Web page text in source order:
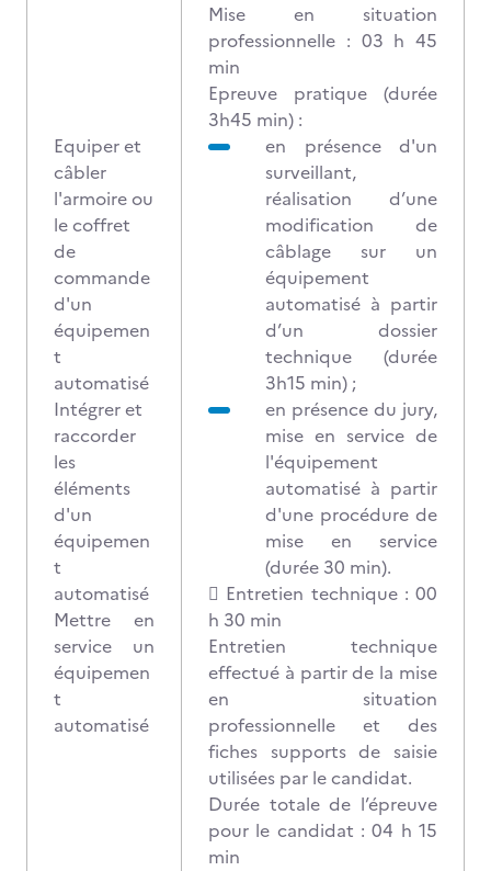
Equiper et
câbler
l'armoire ou
le coffret
de
commande
d'un
équipemen
t
automatisé
Intégrer et
raccorder
les
éléments
d'un
équipemen
t
automatisé
Mettre en
service un
équipemen
t
automatisé
Mise en situation
professionnelle : 03 h 45
min
Epreuve pratique (durée
3h45 min) :
en présence d'un
surveillant,
réalisation d’une
modification de
câblage sur un
équipement
automatisé à partir
d’un dossier
technique (durée
3h15 min) ;
en présence du jury,
mise en service de
l'équipement
automatisé à partir
d'une procédure de
mise en service
(durée 30 min).
 Entretien technique : 00
h 30 min
Entretien technique
effectué à partir de la mise
en situation
professionnelle et des
fiches supports de saisie
utilisées par le candidat.
Durée totale de l’épreuve
pour le candidat : 04 h 15
min